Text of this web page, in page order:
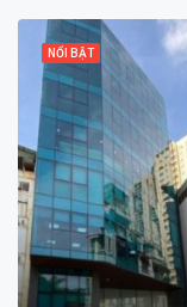
NỔI BẬT